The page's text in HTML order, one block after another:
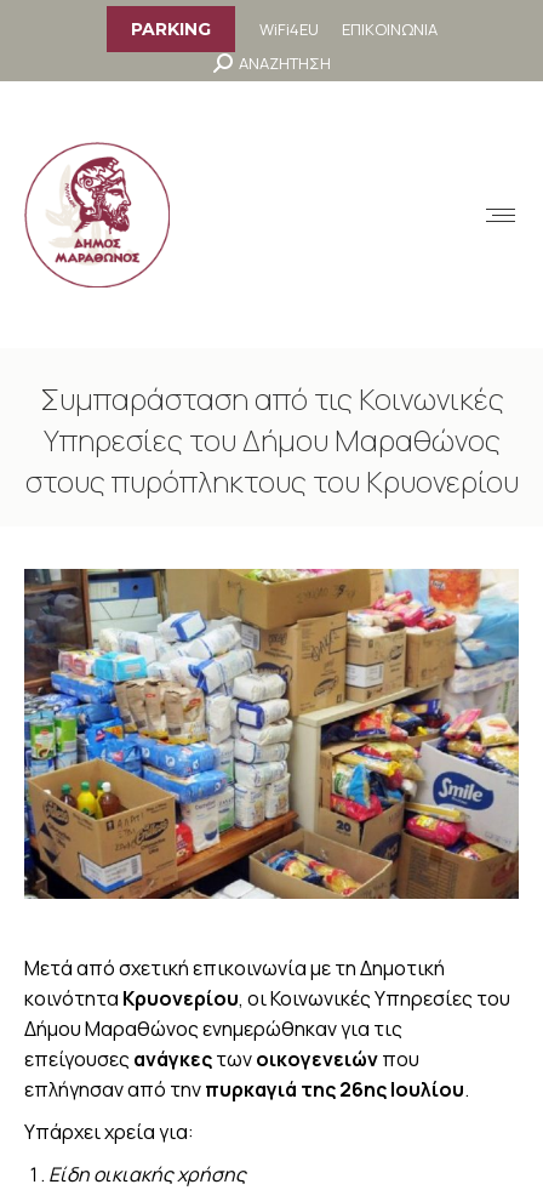
PARKING WiFi4EU
ΕΠΙΚΟΙΝΩΝΙΑ
Search:
ΑΝΑΖΗΤΗΣΗ
Συμπαράσταση από τις Κοινωνικές
Υπηρεσίες του Δήμου Μαραθώνος
στους πυρόπληκτους του Κρυονερίου
Μετά από σχετική επικοινωνία με τη Δημοτική
κοινότητα Κρυονερίου, οι Κοινωνικές Υπηρεσίες του
Δήμου Μαραθώνος ενημερώθηκαν για τις
επείγουσες ανάγκεςτωνοικογενειώνπου
επλήγησαν από τηνπυρκαγιά της 26ης Ιουλίου.
Υπάρχει χρεία για:
Είδη οικιακής χρήσης